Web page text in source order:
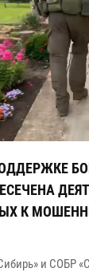
К
и СОБР